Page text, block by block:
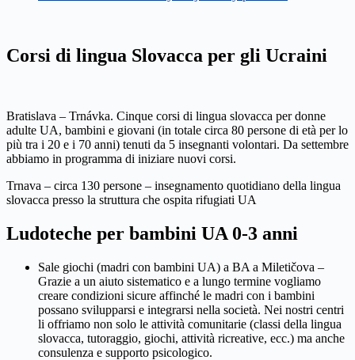
Corsi di lingua Slovacca per gli Ucraini
Bratislava – Trnávka. Cinque corsi di lingua slovacca per donne
adulte UA, bambini e giovani (in totale circa 80 persone di età per lo
più tra i 20 e i 70 anni) tenuti da 5 insegnanti volontari. Da settembre
abbiamo in programma di iniziare nuovi corsi.
Trnava – circa 130 persone – insegnamento quotidiano della lingua
slovacca presso la struttura che ospita rifugiati UA
Ludoteche per bambini UA 0-3 anni
Sale giochi (madri con bambini UA) a BA a Miletičova –
Grazie a un aiuto sistematico e a lungo termine vogliamo
creare condizioni sicure affinché le madri con i bambini
possano svilupparsi e integrarsi nella società. Nei nostri centri
li offriamo non solo le attività comunitarie (classi della lingua
slovacca, tutoraggio, giochi, attività ricreative, ecc.) ma anche
consulenza e supporto psicologico.